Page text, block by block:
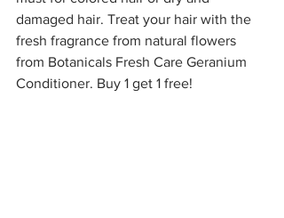
damaged hair. Treat your hair with the
fresh fragrance from natural flowers
from Botanicals Fresh Care Geranium
Conditioner. Buy 1 get 1 free!